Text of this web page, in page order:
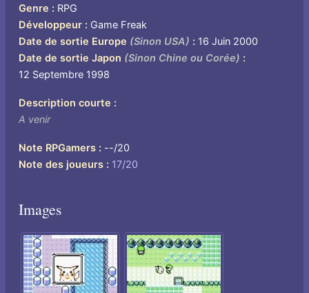
Genre
RPG
Développeur
Game Freak
Date de sortie Europe (Sinon USA)
16 Juin 2000
Date de sortie Japon (Sinon Chine ou Corée)
12 Septembre 1998
Description courte
A venir
Note RPGamers
--/20
Note des joueurs
17/20
Images